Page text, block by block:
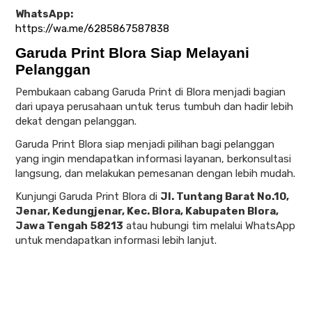
WhatsApp:
https://wa.me/6285867587838
Garuda Print Blora Siap Melayani
Pelanggan
Pembukaan cabang Garuda Print di Blora menjadi bagian
dari upaya perusahaan untuk terus tumbuh dan hadir lebih
dekat dengan pelanggan.
Garuda Print Blora siap menjadi pilihan bagi pelanggan
yang ingin mendapatkan informasi layanan, berkonsultasi
langsung, dan melakukan pemesanan dengan lebih mudah.
Kunjungi Garuda Print Blora di Jl. Tuntang Barat No.10,
Jenar, Kedungjenar, Kec. Blora, Kabupaten Blora,
Jawa Tengah 58213 atau hubungi tim melalui WhatsApp
untuk mendapatkan informasi lebih lanjut.